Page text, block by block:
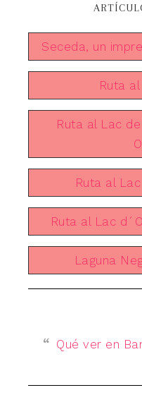
Seceda, un
Ruta
Ruta al Lac
Ruta al
Ruta al Lac
Laguna
Qué ver en